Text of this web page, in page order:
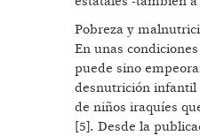
Pobreza y
En unas
puede sino
desnutrición infantil
de niños iraquíes
[5]. Desde la